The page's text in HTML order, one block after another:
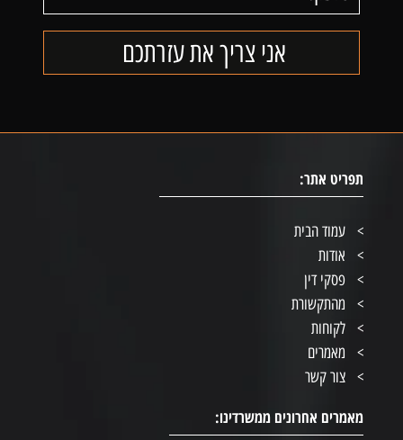
תפריט אתר:
עמוד הבית
אודות
פסקי דין
מהתקשורת
לקוחות
מאמרים
צור קשר
מאמרים אחרונים ממשרדינו: